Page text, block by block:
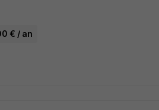
€ / an